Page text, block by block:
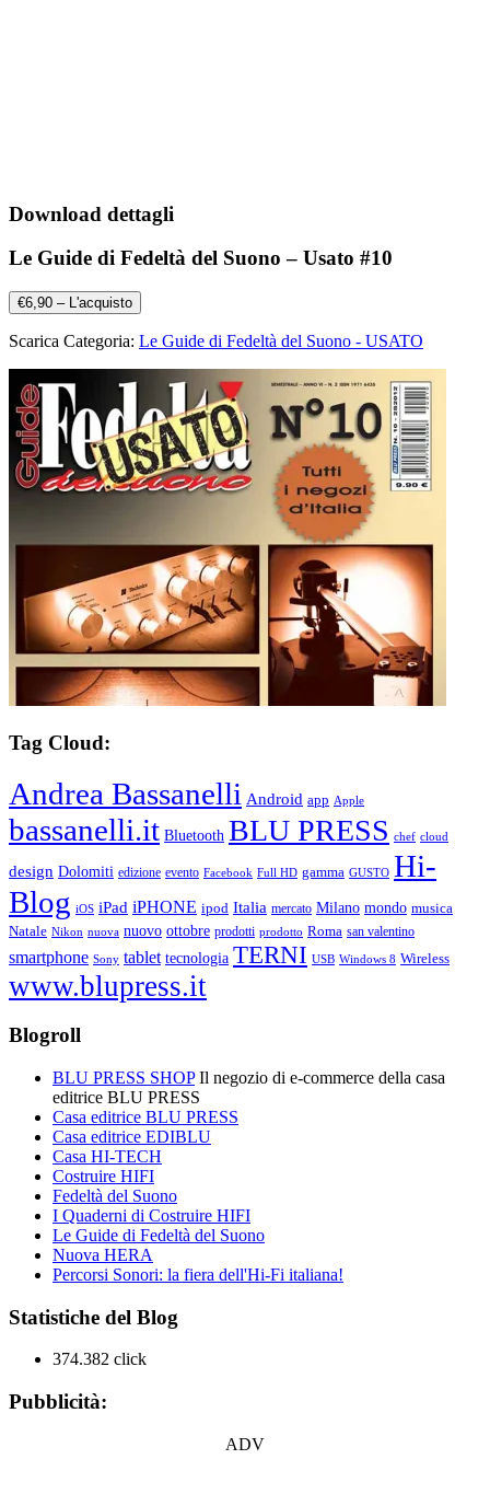
Download dettagli
Le Guide di Fedeltà del Suono – Usato #10
€6,90 – L'acquisto
Scarica Categoria: Le Guide di Fedeltà del Suono - USATO
Tag Cloud:
Andrea Bassanelli Android app Apple
bassanelli.it Bluetooth BLU PRESS chef cloud
design Dolomiti edizione evento Facebook Full HD gamma GUSTO Hi-
Blog iOS iPad iPHONE ipod Italia mercato Milano mondo musica
Natale Nikon nuova nuovo ottobre prodotti prodotto Roma san valentino
smartphone Sony tablet tecnologia TERNI USB Windows 8 Wireless
www.blupress.it
Blogroll
BLU PRESS SHOPIl negozio di e-commerce della casa
editrice BLU PRESS
Casa editrice BLU PRESS
Casa editrice EDIBLU
Casa HI-TECH
Costruire HIFI
Fedeltà del Suono
I Quaderni di Costruire HIFI
Le Guide di Fedeltà del Suono
Nuova HERA
Percorsi Sonori: la fiera dell'Hi-Fi italiana!
Statistiche del Blog
374.382 click
Pubblicità:
ADV